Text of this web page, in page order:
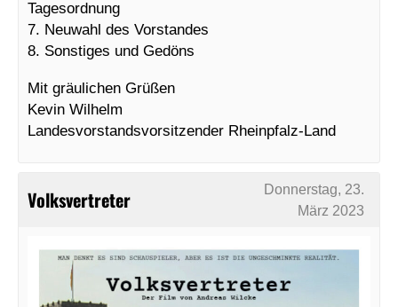
Tagesordnung
7. Neuwahl des Vorstandes
8. Sonstiges und Gedöns
Mit gräulichen Grüßen
Kevin Wilhelm
Landesvorstandsvorsitzender Rheinpfalz-Land
Volksvertreter
Donnerstag, 23.
März 2023